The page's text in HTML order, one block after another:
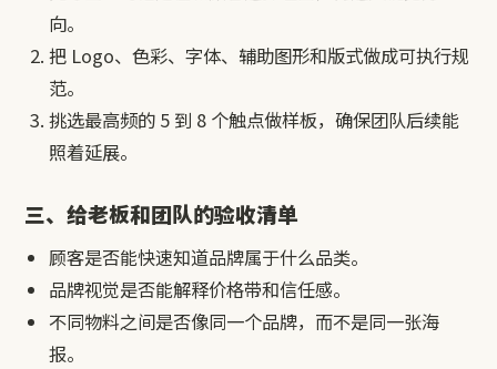
向。
把 Logo、色彩、字体、辅助图形和版式做成可执行规
范。
挑选最高频的 5 到 8 个触点做样板，确保团队后续能
照着延展。
三、给老板和团队的验收清单
顾客是否能快速知道品牌属于什么品类。
品牌视觉是否能解释价格带和信任感。
不同物料之间是否像同一个品牌，而不是同一张海
报。